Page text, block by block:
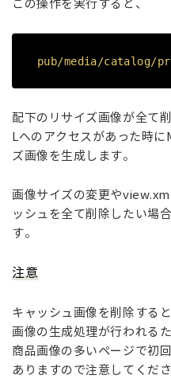
この操作を実行すると、
pub/media/catalog/
配下のリサイズ画像が全て
Lへのアクセスがあった時
ズ画像を生成します。
画像サイズの変更や
ッシュを全て削除したい場
す。
注意
キャッシュ画像を削除する
画像の生成処理が行われる
商品画像の多いページで初
ありますので注意してくださ